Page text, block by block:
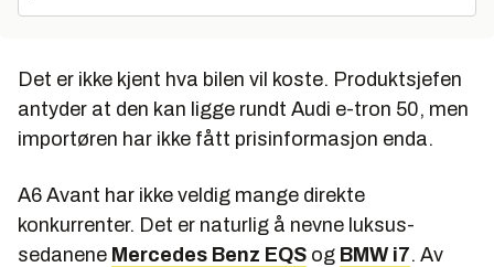
Det er ikke kjent hva bilen vil koste. Produktsjefen
antyder at den kan ligge rundt Audi e-tron 50, men
importøren har ikke fått prisinformasjon enda.
A6 Avant har ikke veldig mange direkte
konkurrenter. Det er naturlig å nevne luksus-
sedanene Mercedes Benz EQS og BMW i7. Av